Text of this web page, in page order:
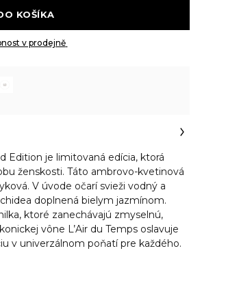
Ověřit dostupnost v prodejně
Edition je limitovaná edícia, ktorá
ženskosti. Táto ambrovo-kvetinová
V úvode očarí svieži vodný a
doplnená bielym jazmínom.
ktoré zanechávajú zmyselnú,
vône L’Air du Temps oslavuje
v univerzálnom poňatí pre každého.